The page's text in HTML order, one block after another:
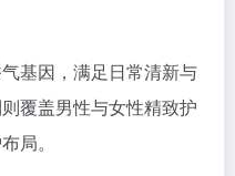
基因，满足日常清新与
覆盖男性与女性精致护
局。